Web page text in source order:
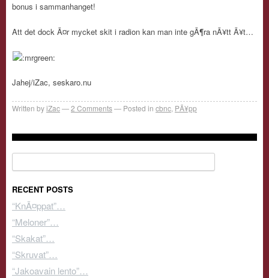
bonus i sammanhanget!
Att det dock Ã¤r mycket skit i radion kan man inte gÃ¶ra nÃ¥tt Ã¥t…
Jahej/iZac, seskaro.nu
Written byiZac 2 Comments Posted in cbnc PÃ¥pp
RECENT POSTS
“KnÃ¤ppat”…
“Meloner”…
“Skakat”…
“Skruvat”…
“Jakoavain lento”…